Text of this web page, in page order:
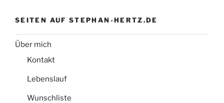
SEITEN AUF STEPHAN-HERTZ.DE
Über mich
Kontakt
Lebenslauf
Wunschliste